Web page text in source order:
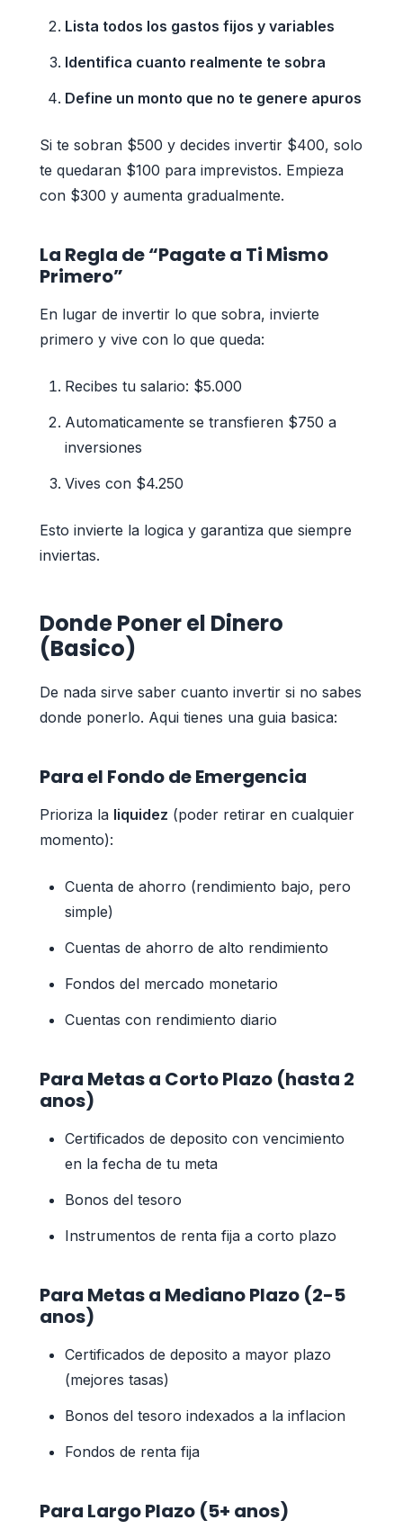
Lista todos los gastos fijos y variables
Identifica cuanto realmente te sobra
Define un monto que no te genere apuros
Si te sobran $500 y decides invertir $400, solo
te quedaran $100 para imprevistos. Empieza
con $300 y aumenta gradualmente.
La Regla de “Pagate a Ti Mismo
Primero”
En lugar de invertir lo que sobra, invierte
primero y vive con lo que queda:
Recibes tu salario: $5.000
Automaticamente se transfieren $750 a
inversiones
Vives con $4.250
Esto invierte la logica y garantiza que siempre
inviertas.
Donde Poner el Dinero
(Basico)
De nada sirve saber cuanto invertir si no sabes
donde ponerlo. Aqui tienes una guia basica:
Para el Fondo de Emergencia
Prioriza la liquidez (poder retirar en cualquier
momento):
Cuenta de ahorro (rendimiento bajo, pero
simple)
Cuentas de ahorro de alto rendimiento
Fondos del mercado monetario
Cuentas con rendimiento diario
Para Metas a Corto Plazo (hasta 2
anos)
Certificados de deposito con vencimiento
en la fecha de tu meta
Bonos del tesoro
Instrumentos de renta fija a corto plazo
Para Metas a Mediano Plazo (2-5
anos)
Certificados de deposito a mayor plazo
(mejores tasas)
Bonos del tesoro indexados a la inflacion
Fondos de renta fija
Para Largo Plazo (5+ anos)